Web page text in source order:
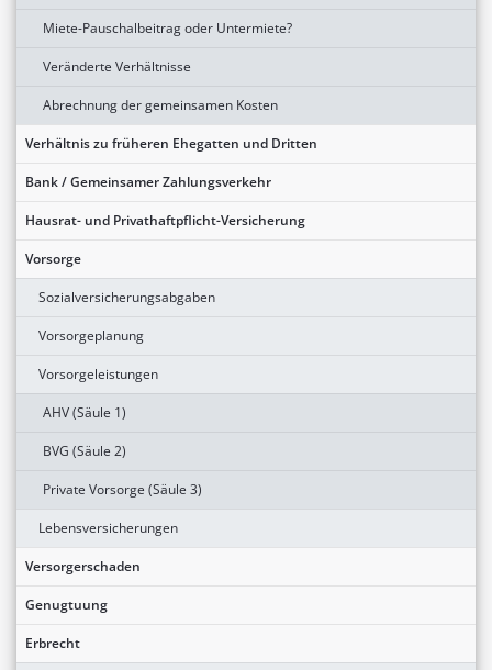
Miete-Pauschalbeitrag oder Untermiete?
Veränderte Verhältnisse
Abrechnung der gemeinsamen Kosten
Verhältnis zu früheren Ehegatten und Dritten
Bank / Gemeinsamer Zahlungsverkehr
Hausrat- und Privathaftpflicht-Versicherung
Vorsorge
Sozialversicherungsabgaben
Vorsorgeplanung
Vorsorgeleistungen
AHV (Säule 1)
BVG (Säule 2)
Private Vorsorge (Säule 3)
Lebensversicherungen
Versorgerschaden
Genugtuung
Erbrecht